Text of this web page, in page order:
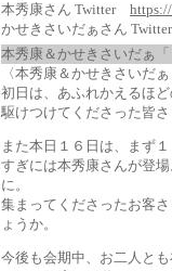
本秀康さん Twitter
かせきさいだぁさん
本秀康＆かせきさいだぁ
〈本秀康＆かせきさいだ
初日は、あふれかえるほ
駆けつけてくださった皆
また本日１６日は、まず
すぎには本秀康さんが登
に。
集まってくださったお客
ょうか。
今後も会期中、お二人と